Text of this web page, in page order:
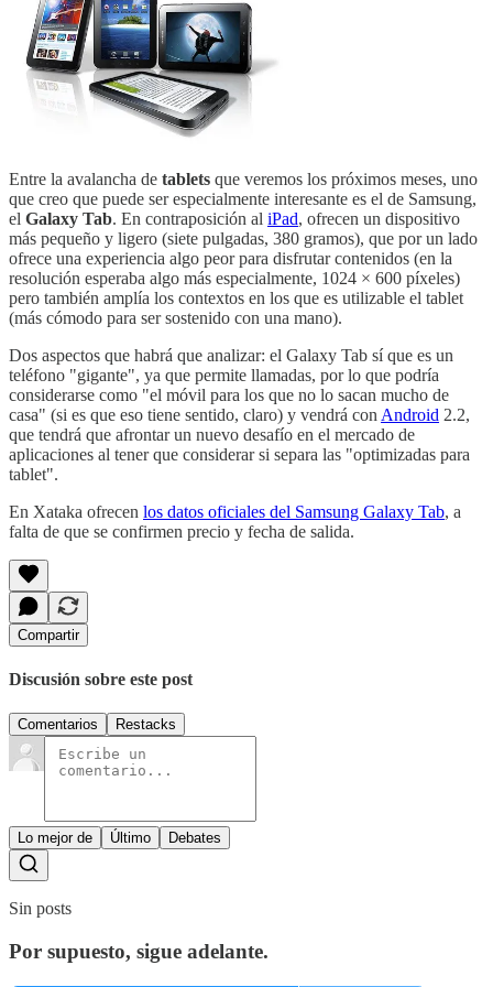
Entre la avalancha de tablets que veremos los próximos meses, uno
que creo que puede ser especialmente interesante es el de Samsung,
el Galaxy Tab. En contraposición al iPad, ofrecen un dispositivo
más pequeño y ligero (siete pulgadas, 380 gramos), que por un lado
ofrece una experiencia algo peor para disfrutar contenidos (en la
resolución esperaba algo más especialmente, 1024 × 600 píxeles)
pero también amplía los contextos en los que es utilizable el tablet
(más cómodo para ser sostenido con una mano).
Dos aspectos que habrá que analizar: el Galaxy Tab sí que es un
teléfono "gigante", ya que permite llamadas, por lo que podría
considerarse como "el móvil para los que no lo sacan mucho de
casa" (si es que eso tiene sentido, claro) y vendrá con Android 2.2,
que tendrá que afrontar un nuevo desafío en el mercado de
aplicaciones al tener que considerar si separa las "optimizadas para
tablet".
En Xataka ofrecen los datos oficiales del Samsung Galaxy Tab, a
falta de que se confirmen precio y fecha de salida.
Compartir
Discusión sobre este post
Comentarios Restacks
Lo mejor de Último Debates
Sin posts
Por supuesto, sigue adelante.